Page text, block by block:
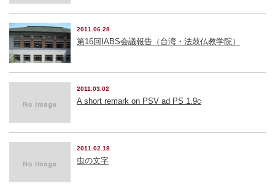
2011.06.28
第16回IABS会議報告（台湾・法鼓仏教学院）
2011.03.02
A short remark on PSV ad PS 1.9c
2011.02.18
虫の文字